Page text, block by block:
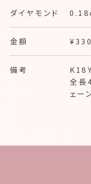
ダイヤモンド
金額
備考
全長
ェー